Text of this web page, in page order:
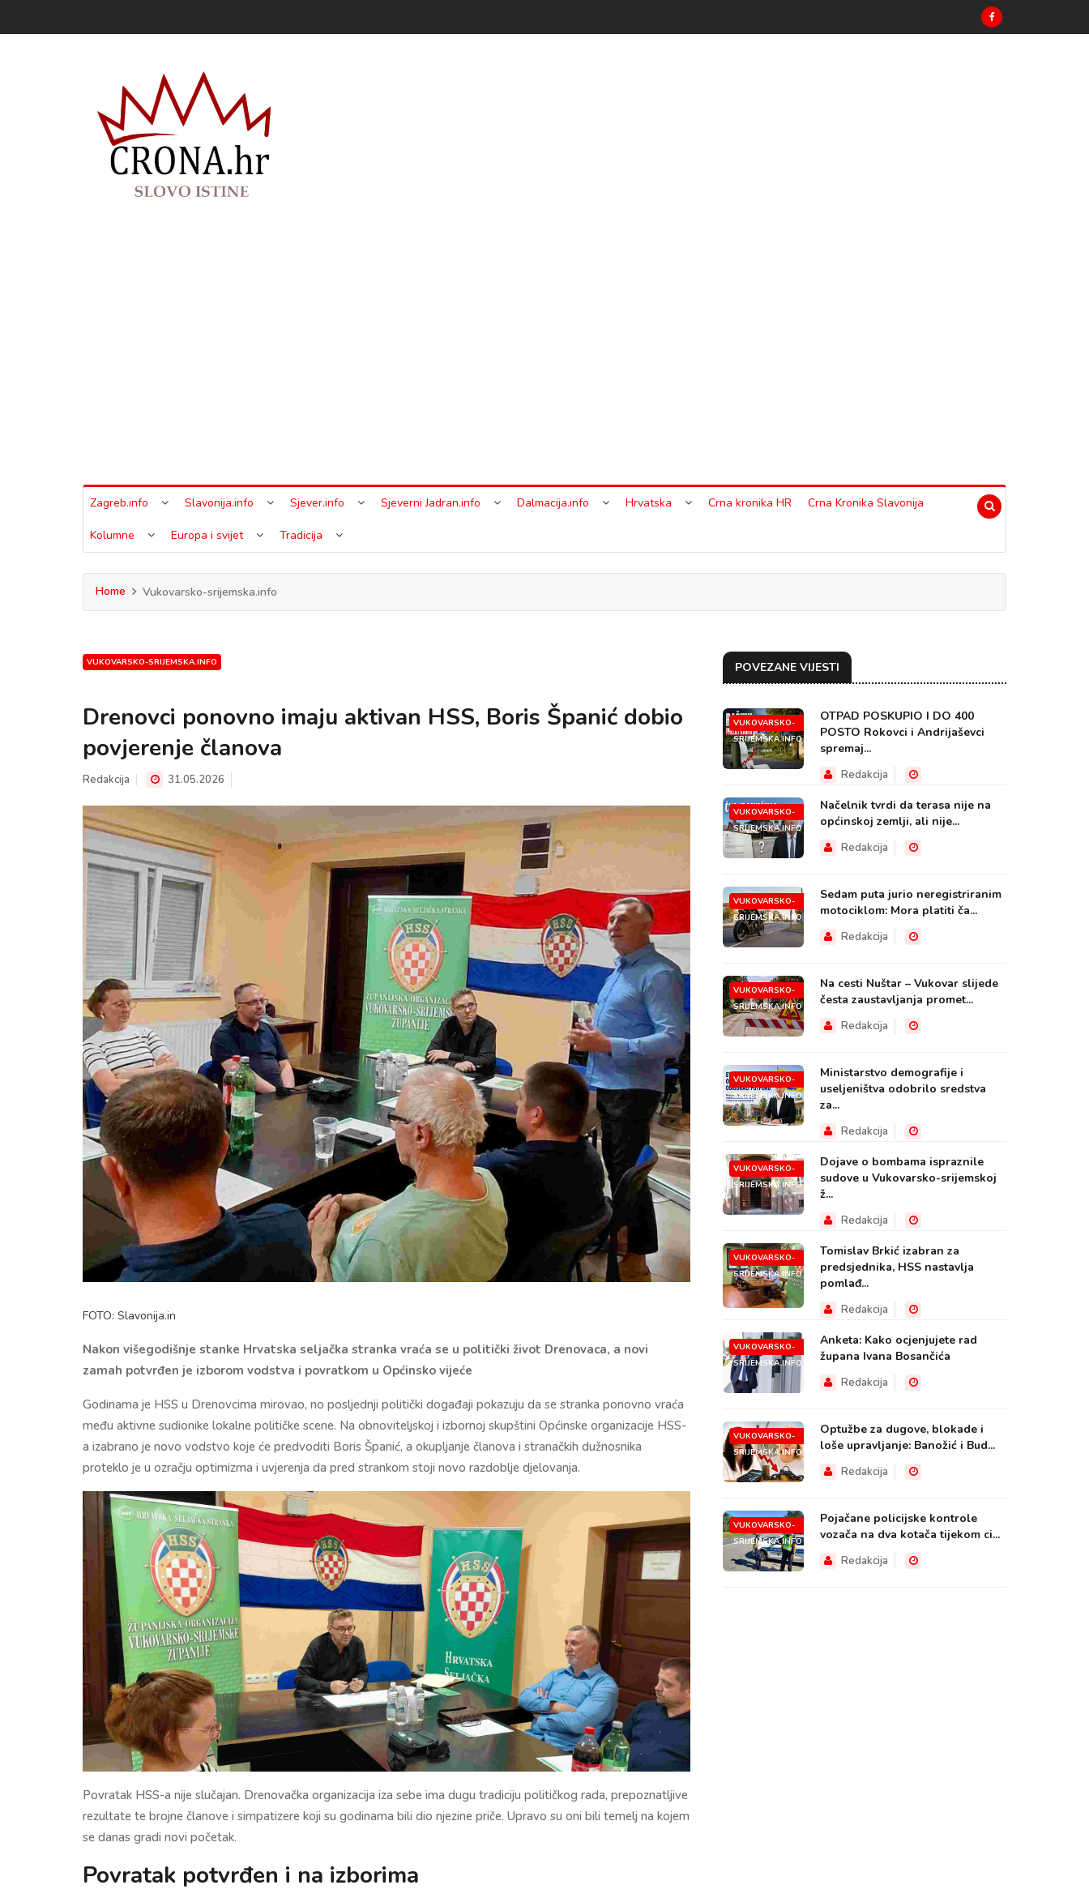
Zagreb.info Slavonija.info Sjever.info Sjeverni Jadran.info Dalmacija.info Hrvatska Crna kronika HR Crna Kronika Slavonija
Kolumne Europa i svijet Tradicija
Home Vukovarsko-srijemska.info
VUKOVARSKO-SRIJEMSKA.INFO
Drenovci ponovno imaju aktivan HSS, Boris Španić dobio
povjerenje članova
Redakcija 31.05.2026
FOTO: Slavonija.in
Nakon višegodišnje stanke Hrvatska seljačka stranka vraća se u politički život Drenovaca, a novi
zamah potvrđen je izborom vodstva i povratkom u Općinsko vijeće
Godinama je HSS u Drenovcima mirovao, no posljednji politički događaji pokazuju da se stranka ponovno vraća
među aktivne sudionike lokalne političke scene. Na obnoviteljskoj i izbornoj skupštini Općinske organizacije HSS-
a izabrano je novo vodstvo koje će predvoditi Boris Španić, a okupljanje članova i stranačkih dužnosnika
proteklo je u ozračju optimizma i uvjerenja da pred strankom stoji novo razdoblje djelovanja.
Povratak HSS-a nije slučajan. Drenovačka organizacija iza sebe ima dugu tradiciju političkog rada, prepoznatljive
rezultate te brojne članove i simpatizere koji su godinama bili dio njezine priče. Upravo su oni bili temelj na kojem
se danas gradi novi početak.
Povratak potvrđen i na izborima
POVEZANE VIJESTI
VUKOVARSKO-
SRIJEMSKA.INFO
OTPAD POSKUPIO I DO 400
POSTO Rokovci i Andrijaševci
spremaj...
Redakcija
VUKOVARSKO-
SRIJEMSKA.INFO
Načelnik tvrdi da terasa nije na
općinskoj zemlji, ali nije...
Redakcija
VUKOVARSKO-
SRIJEMSKA.INFO
Sedam puta jurio neregistriranim
motociklom: Mora platiti ča...
Redakcija
VUKOVARSKO-
SRIJEMSKA.INFO
Na cesti Nuštar – Vukovar slijede
česta zaustavljanja promet...
Redakcija
VUKOVARSKO-
SRIJEMSKA.INFO
Ministarstvo demografije i
useljeništva odobrilo sredstva
za...
Redakcija
VUKOVARSKO-
SRIJEMSKA.INFO
Dojave o bombama ispraznile
sudove u Vukovarsko-srijemskoj
ž...
Redakcija
VUKOVARSKO-
SRIJEMSKA.INFO
Tomislav Brkić izabran za
predsjednika, HSS nastavlja
pomlađ...
Redakcija
VUKOVARSKO-
SRIJEMSKA.INFO
Anketa: Kako ocjenjujete rad
župana Ivana Bosančića
Redakcija
VUKOVARSKO-
SRIJEMSKA.INFO
Optužbe za dugove, blokade i
loše upravljanje: Banožić i Bud...
Redakcija
VUKOVARSKO-
SRIJEMSKA.INFO
Pojačane policijske kontrole
vozača na dva kotača tijekom ci...
Redakcija